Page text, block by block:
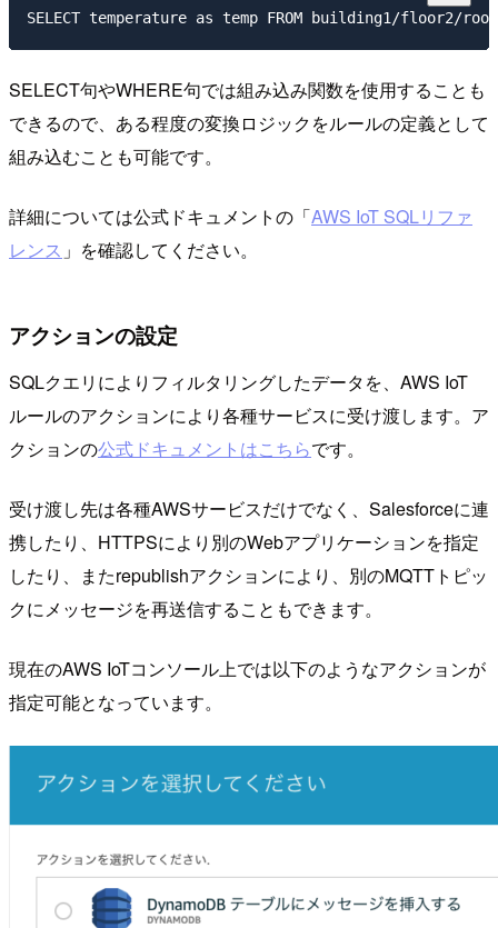
SELECT句やWHERE句では組み込み関数を使用することも
できるので、ある程度の変換ロジックをルールの定義として
組み込むことも可能です。
詳細については公式ドキュメントの「AWS IoT SQLリファ
レンス 」を確認してください。
アクションの設定
SQLクエリによりフィルタリングしたデータを、AWS IoT
ルールのアクションにより各種サービスに受け渡します。ア
クションの公式ドキュメントはこちらです。
受け渡し先は各種AWSサービスだけでなく、Salesforceに連
携したり、HTTPSにより別のWebアプリケーションを指定
したり、またrepublishアクションにより、別のMQTTトピッ
クにメッセージを再送信することもできます。
現在のAWS IoTコンソール上では以下のようなアクションが
指定可能となっています。